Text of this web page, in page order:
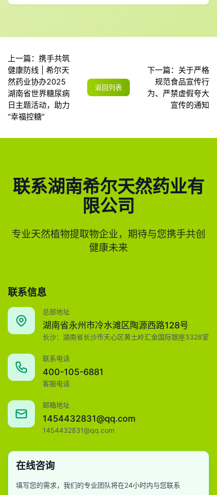
上一篇： 携手共筑
健康防线 | 希尔天
然药业协办2025
湖南省世界糖尿病
日主题活动，助力
“幸福控糖”
返回列表
下一篇： 关于严格
规范食品宣传行
为、严禁虚假夸大
宣传的通知
联系湖南希尔天然药业有
限公司
专业天然植物提取物企业，期待与您携手共创
健康未来
联系信息
总部地址
湖南省永州市冷水滩区陶源西路128号
长沙：湖南省长沙市天心区黄土岭汇金国际银座3328室
联系电话
400-105-6881
客服电话
邮箱地址
1454432831@qq.com
1454432831@qq.com
在线咨询
填写您的需求，我们的专业团队将在24小时内与您联系